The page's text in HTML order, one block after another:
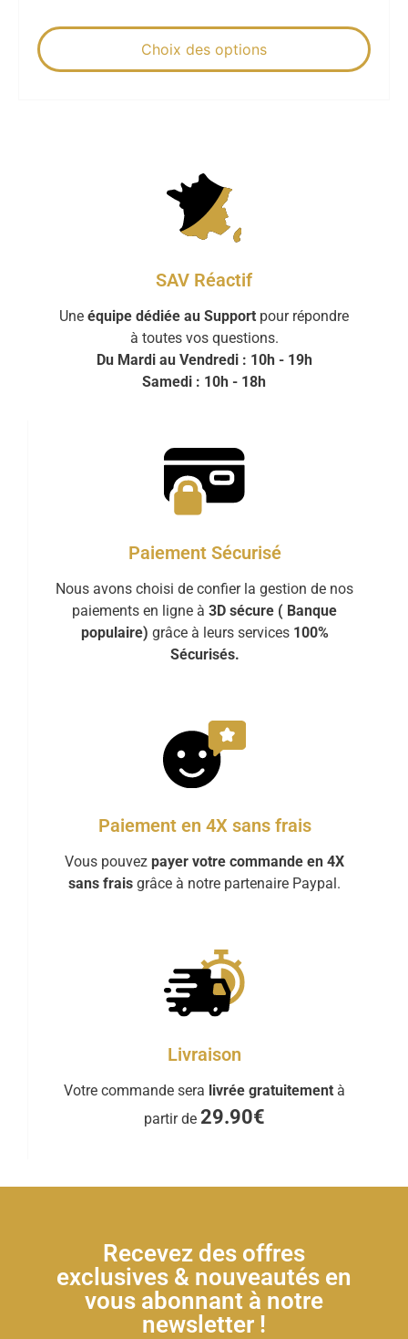
Choix des options
SAV Réactif
Une équipe dédiée au Support pour répondre
à toutes vos questions.
Du Mardi au Vendredi : 10h - 19h
Samedi : 10h - 18h
Paiement Sécurisé
Nous avons choisi de confier la gestion de nos
paiements en ligne à 3D sécure ( Banque
populaire) grâce à leurs services 100%
Sécurisés.
Paiement en 4X sans frais
Vous pouvez payer votre commande en 4X
sans frais grâce à notre partenaire Paypal.
Livraison
Votre commande sera livrée gratuitement à
partir de 29.90€
Recevez des offres
exclusives & nouveautés en
vous abonnant à notre
newsletter !